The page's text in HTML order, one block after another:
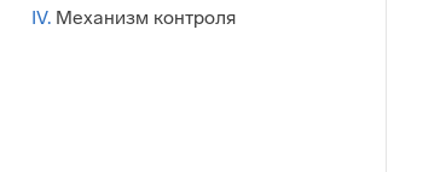
IV. Механизм контроля